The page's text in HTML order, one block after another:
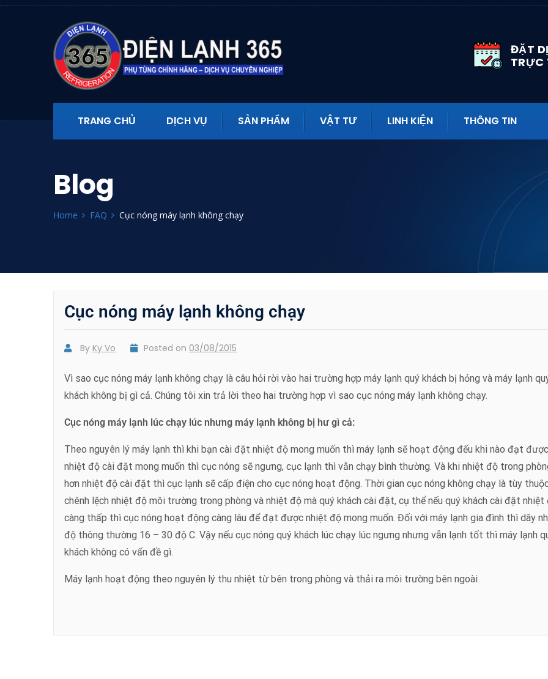
ĐẶT
TRỰC
TRANG CHỦ DỊCH VỤ SẢN PHẨM VẬT TƯ LINH KIỆN THÔNG TIN
Blog
Home FAQ Cục nóng máy lạnh không chạy
Cục nóng máy lạnh không chạy
By Ky Vo Posted on 03/08/2015
Vì sao cục nóng máy lạnh không chạy là câu hỏi rời vào hai trường hợp máy lạnh quý khách bị hỏng và máy lạnh
khách không bị gì cả. Chúng tôi xin trả lời theo hai trường hợp vì sao cục nóng máy lạnh không chạy.
Cục nóng máy lạnh lúc chạy lúc nhưng máy lạnh không bị hư gì cả:
Theo nguyên lý máy lạnh thì khi bạn cài đặt nhiệt độ mong muốn thì máy lạnh sẽ hoạt động đếu khi nào đạt được
nhiệt độ cài đặt mong muốn thì cục nóng sẽ ngưng, cục lạnh thì vẫn chạy bình thường. Và khi nhiệt độ trong
hơn nhiệt độ cài đặt thì cục lạnh sẽ cấp điện cho cục nóng hoạt động. Thời gian cục nóng không chạy là tùy
chênh lệch nhiệt độ môi trường trong phòng và nhiệt độ mà quý khách cài đặt, cụ thể nếu quý khách cài đặt nhiệt
càng thấp thì cục nóng hoạt động càng lâu để đạt được nhiệt độ mong muốn. Đối với máy lạnh gia đình thì dãy
độ thông thường 16 – 30 độ C. Vậy nếu cục nóng quý khách lúc chạy lúc ngưng nhưng vẫn lạnh tốt thì máy lạnh
khách không có vấn đề gì.
Máy lạnh hoạt động theo nguyên lý thu nhiệt từ bên trong phòng và thải ra môi trường bên ngoài